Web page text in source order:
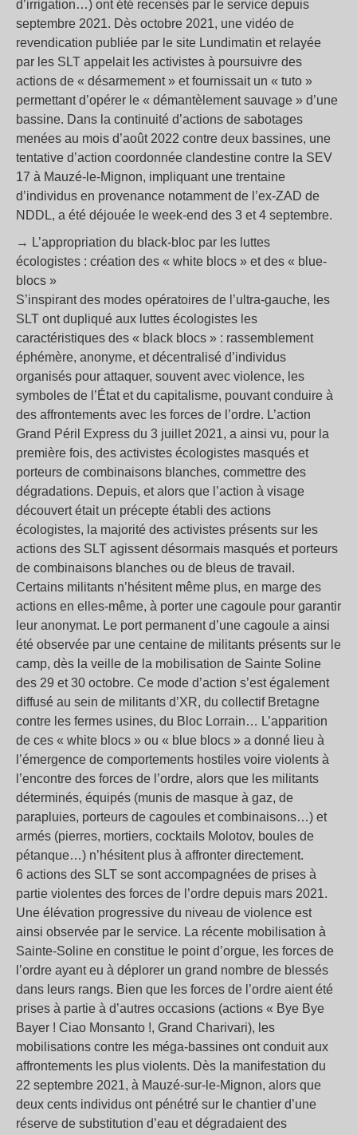
d’irrigation…) ont été recensés par le service depuis
septembre 2021. Dès octobre 2021, une vidéo de
revendication publiée par le site Lundimatin et relayée
par les SLT appelait les activistes à poursuivre des
actions de « désarmement » et fournissait un « tuto »
permettant d’opérer le « démantèlement sauvage » d’une
bassine. Dans la continuité d’actions de sabotages
menées au mois d’août 2022 contre deux bassines, une
tentative d’action coordonnée clandestine contre la SEV
17 à Mauzé-le-Mignon, impliquant une trentaine
d’individus en provenance notamment de l’ex-ZAD de
NDDL, a été déjouée le week-end des 3 et 4 septembre.
→ L’appropriation du black-bloc par les luttes
écologistes : création des « white blocs » et des « blue-
blocs »
S’inspirant des modes opératoires de l’ultra-gauche, les
SLT ont dupliqué aux luttes écologistes les
caractéristiques des « black blocs » : rassemblement
éphémère, anonyme, et décentralisé d’individus
organisés pour attaquer, souvent avec violence, les
symboles de l’État et du capitalisme, pouvant conduire à
des affrontements avec les forces de l’ordre. L’action
Grand Péril Express du 3 juillet 2021, a ainsi vu, pour la
première fois, des activistes écologistes masqués et
porteurs de combinaisons blanches, commettre des
dégradations. Depuis, et alors que l’action à visage
découvert était un précepte établi des actions
écologistes, la majorité des activistes présents sur les
actions des SLT agissent désormais masqués et porteurs
de combinaisons blanches ou de bleus de travail.
Certains militants n’hésitent même plus, en marge des
actions en elles-même, à porter une cagoule pour garantir
leur anonymat. Le port permanent d’une cagoule a ainsi
été observée par une centaine de militants présents sur le
camp, dès la veille de la mobilisation de Sainte Soline
des 29 et 30 octobre. Ce mode d’action s’est également
diffusé au sein de militants d’XR, du collectif Bretagne
contre les fermes usines, du Bloc Lorrain… L’apparition
de ces « white blocs » ou « blue blocs » a donné lieu à
l’émergence de comportements hostiles voire violents à
l’encontre des forces de l’ordre, alors que les militants
déterminés, équipés (munis de masque à gaz, de
parapluies, porteurs de cagoules et combinaisons…) et
armés (pierres, mortiers, cocktails Molotov, boules de
pétanque…) n’hésitent plus à affronter directement.
6 actions des SLT se sont accompagnées de prises à
partie violentes des forces de l’ordre depuis mars 2021.
Une élévation progressive du niveau de violence est
ainsi observée par le service. La récente mobilisation à
Sainte-Soline en constitue le point d’orgue, les forces de
l’ordre ayant eu à déplorer un grand nombre de blessés
dans leurs rangs. Bien que les forces de l’ordre aient été
prises à partie à d’autres occasions (actions « Bye Bye
Bayer ! Ciao Monsanto !, Grand Charivari), les
mobilisations contre les méga-bassines ont conduit aux
affrontements les plus violents. Dès la manifestation du
22 septembre 2021, à Mauzé-sur-le-Mignon, alors que
deux cents individus ont pénétré sur le chantier d’une
réserve de substitution d’eau et dégradaient des